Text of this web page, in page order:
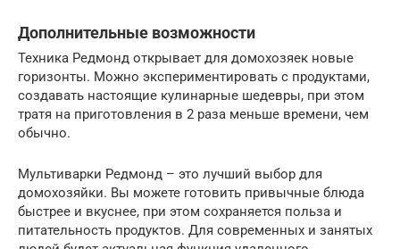
Дополнительные возможности
Техника Редмонд открывает для домохозяек новые
горизонты. Можно экспериментировать с продуктами,
создавать настоящие кулинарные шедевры, при этом
тратя на приготовления в 2 раза меньше времени, чем
обычно.
Мультиварки Редмонд – это лучший выбор для
домохозяйки. Вы можете готовить привычные блюда
быстрее и вкуснее, при этом сохраняется польза и
питательность продуктов. Для современных и занятых